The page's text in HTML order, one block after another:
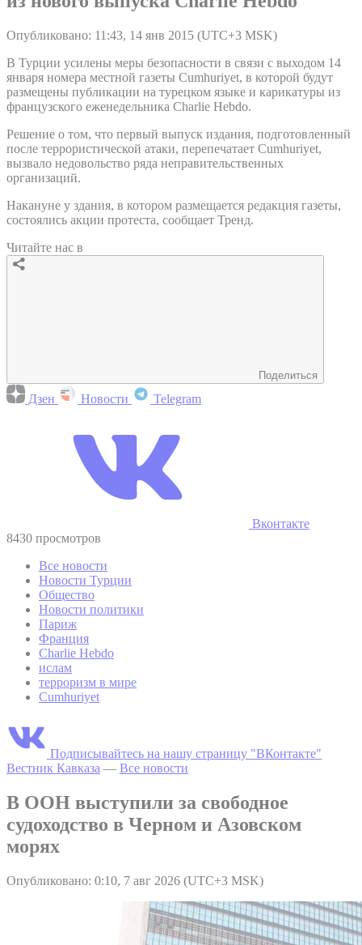
Опубликовано: 11:43, 14 янв 2015 (UTC+3 MSK)
В Турции усилены меры безопасности в связи с выходом 14
января номера местной газеты Cumhuriyet, в которой будут
размещены публикации на турецком языке и карикатуры из
французского еженедельника Charlie Hebdo.
Решение о том, что первый выпуск издания, подготовленный
после террористической атаки, перепечатает Cumhuriyet,
вызвало недовольство ряда неправительственных
организаций.
Накануне у здания, в котором размещается редакция газеты,
состоялись акции протеста, сообщает Тренд.
Читайте нас в
Поделиться
Дзен Новости Telegram
Вконтакте
8430 просмотров
Все новости
Новости Турции
Общество
Новости политики
Париж
Франция
Charlie Hebdo
ислам
терроризм в мире
Cumhuriyet
Подписывайтесь на нашу страницу "ВКонтакте"
Вестник Кавказа — Все новости
В ООН выступили за свободное
судоходство в Черном и Азовском
морях
Опубликовано: 0:10, 7 авг 2026 (UTC+3 MSK)